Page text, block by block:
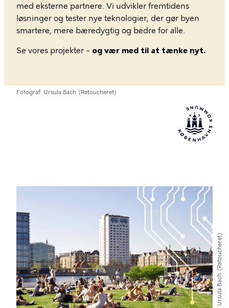
med eksterne partnere. Vi udvikler fremtidens
løsninger og tester nye teknologier, der gør byen
smartere, mere bæredygtig og bedre for alle.
Se vores projekter – og vær med til at tænke nyt.
Fotograf Ursula Bach (Retoucheret)
Ursula Bach
(Retoucheret)